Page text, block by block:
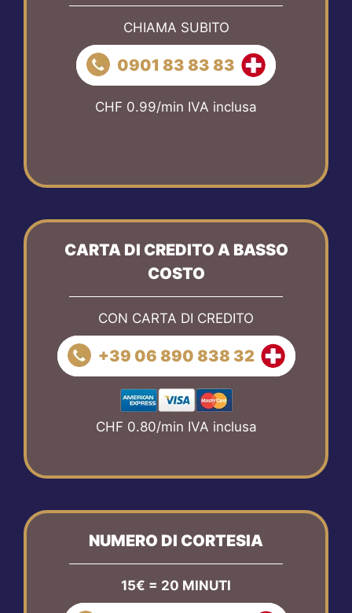
CHIAMA SUBITO
0901 83 83 83
CHF 0.99/min IVA inclusa
CARTA DI CREDITO A BASSO
COSTO
CON CARTA DI CREDITO
+39 06 890 838 32
CHF 0.80/min IVA inclusa
NUMERO DI CORTESIA
15€ = 20 MINUTI